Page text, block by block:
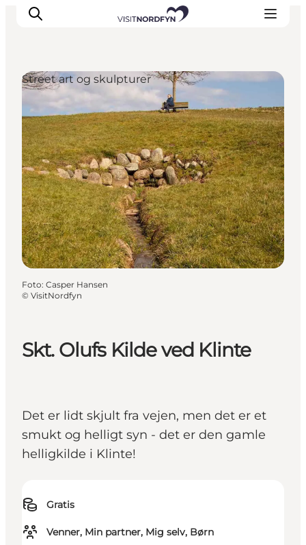
Oplev
Det sker
Spis og drik
Overnatning
Book oplevelser
For børn
Skt. Olufs Kilde ved Klinte
Det er lidt skjult fra vejen, men det er et
smukt og helligt syn - det er den gamle
helligkilde i Klinte!
Gratis
Venner, Min partner, Mig selv, Børn
Street art og skulpturer
Foto: Casper Hansen
© VisitNordfyn